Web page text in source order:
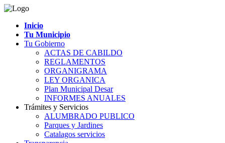
Inicio
Tu Municipio
Tu Gobierno
ACTAS DE CABILDO
REGLAMENTOS
ORGANIGRAMA
LEY ORGANICA
Plan Municipal Desar
INFORMES ANUALES
Trámites y Servicios
ALUMBRADO PUBLICO
Parques y Jardines
Catalagos servicios